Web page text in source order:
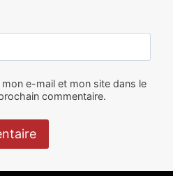
e-mail et mon site dans le
commentaire.